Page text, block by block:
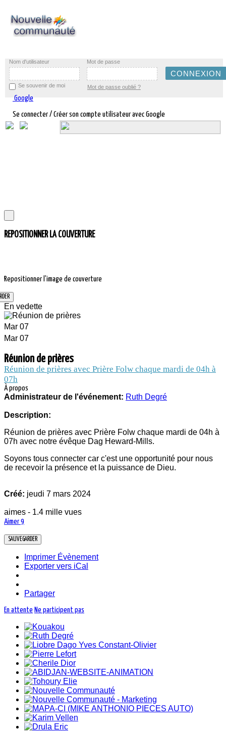
Nom d'utilisateur Mot de passe
Se souvenir de moi Mot de passe oublié ?
Google
Se connecter / Créer son compte utilisateur avec Google
REPOSITIONNER LA COUVERTURE
Repositionner l'image de couverture
En vedette
RÉUNION DE
1.4 mille personnes et entreprises suivent
l'actualité de l'événement Réunion de
prières
Mar 07
Mar 07
Réunion de prières
Réunion de prières avec Prière Folw chaque mardi de 04h à
07h
À propos
Administrateur de l'événement: Ruth Degré
Description:
Réunion de prières avec Prière Folw chaque mardi de 04h à
07h avec notre évêque Dag Heward-Mills.
Soyons tous connecter car c'est une opportunité pour nous
de recevoir la présence et la puissance de Dieu.
Créé: jeudi 7 mars 2024
aimes - 1.4 mille vues
Aimer 9
Imprimer Évènement
Exporter vers iCal
Partager
En attente Ne participent pas